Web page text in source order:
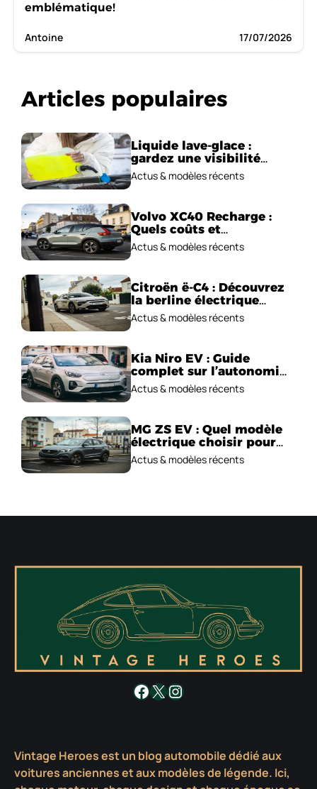
emblématique!
Antoine 17/07/2026
Articles populaires
Liquide lave-glace :
gardez une visibilité
parfaite en voiture
Actus & modèles récents
Volvo XC40 Recharge :
Quels coûts et
performances
électriques ?
Actus & modèles récents
Citroën ë-C4 : Découvrez
la berline électrique
emblématique!
Actus & modèles récents
Kia Niro EV : Guide
complet sur l’autonomie
et le prix !
Actus & modèles récents
MG ZS EV : Quel modèle
électrique choisir pour
2026 ?
Actus & modèles récents
Facebook
X Instagram
Vintage Heroes est un blog automobile dédié aux
voitures anciennes et aux modèles de légende. Ici,